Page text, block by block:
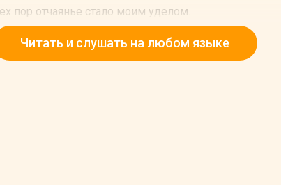
пор отчаянье стало моим уделом.
пытаться изыскать причину и следствие, связать
проследить в подробности всю цепь событий
Читать и слушать на любом языке